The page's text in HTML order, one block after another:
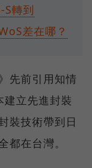
S轉到
差在哪？
先前引用知情
建立先進封裝
裝技術帶到日
都在台灣。